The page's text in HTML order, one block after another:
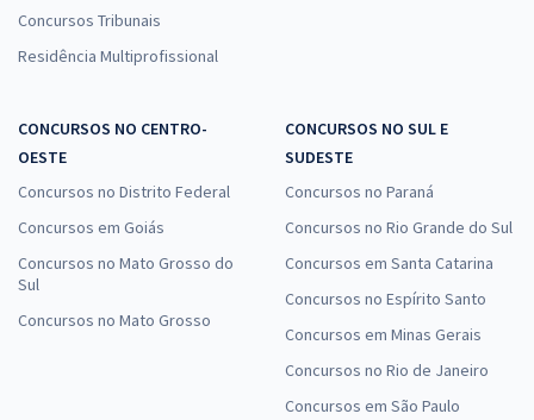
Concursos Tribunais
Residência Multiprofissional
CONCURSOS NO CENTRO-
OESTE
Concursos no Distrito Federal
Concursos em Goiás
Concursos no Mato Grosso do
Sul
Concursos no Mato Grosso
CONCURSOS NO SUL E
SUDESTE
Concursos no Paraná
Concursos no Rio Grande do Sul
Concursos em Santa Catarina
Concursos no Espírito Santo
Concursos em Minas Gerais
Concursos no Rio de Janeiro
Concursos em São Paulo